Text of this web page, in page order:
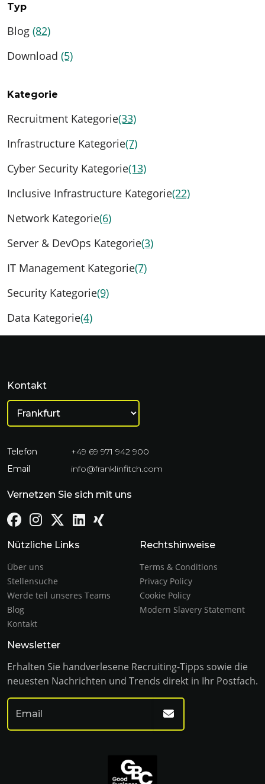
Typ
Blog (82)
Download (5)
Kategorie
Recruitment Kategorie(33)
Infrastructure Kategorie(7)
Cyber Security Kategorie(13)
Inclusive Infrastructure Kategorie(22)
Network Kategorie(6)
Server & DevOps Kategorie(3)
IT Management Kategorie(7)
Security Kategorie(9)
Data Kategorie(4)
Kontakt
Telefon
+49 69 971 942 900
Email
info@franklinfitch.com
Vernetzen Sie sich mit uns
Nützliche Links
Über uns
Stellensuche
Werde teil unseres Teams
Blog
Kontakt
Rechtshinweise
Terms & Conditions
Privacy Policy
Cookie Policy
Modern Slavery Statement
Newsletter
Erhalten Sie handverlesene Recruiting-Tipps sowie die
neuesten Nachrichten und Trends direkt in Ihr Postfach.